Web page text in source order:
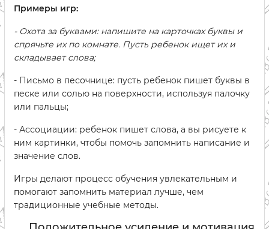
Примеры игр:
- Охота за буквами: напишите на карточках буквы и
спрячьте их по комнате. Пусть ребенок ищет их и
складывает слова;
- Письмо в песочнице: пусть ребенок пишет буквы в
песке или солью на поверхности, используя палочку
или пальцы;
- Ассоциации: ребенок пишет слова, а вы рисуете к
ним картинки, чтобы помочь запомнить написание и
значение слов.
Игры делают процесс обучения увлекательным и
помогают запомнить материал лучше, чем
традиционные учебные методы.